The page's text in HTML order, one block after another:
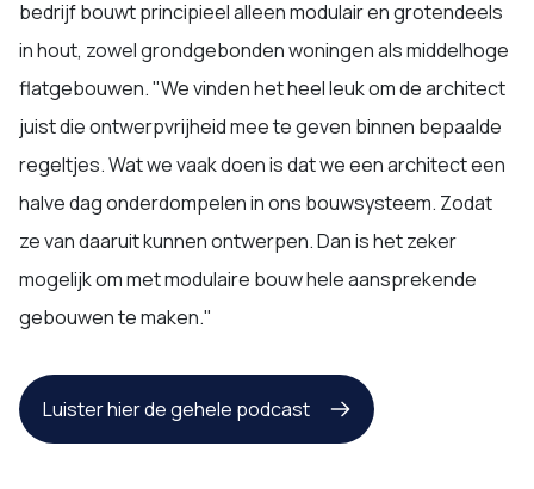
bedrijf bouwt principieel alleen modulair en grotendeels
in hout, zowel grondgebonden woningen als middelhoge
flatgebouwen. "We vinden het heel leuk om de architect
juist die ontwerpvrijheid mee te geven binnen bepaalde
regeltjes. Wat we vaak doen is dat we een architect een
halve dag onderdompelen in ons bouwsysteem. Zodat
ze van daaruit kunnen ontwerpen. Dan is het zeker
mogelijk om met modulaire bouw hele aansprekende
gebouwen te maken."
Luister hier de gehele podcast